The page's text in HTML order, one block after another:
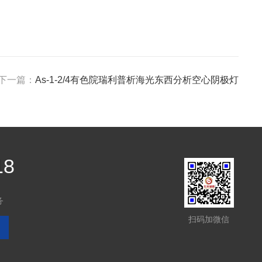
一篇： As-1-2/4有色院瑞利普析海光东西分析空心阴极灯
扫码加微信